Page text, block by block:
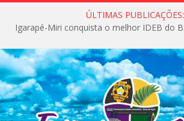
ÚLTIMAS PUBLICAÇÕES: